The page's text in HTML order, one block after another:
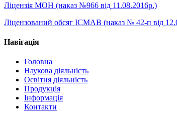
Ліцензія МОН (наказ №966 від 11.08.2016р.)
Ліцензований обсяг ІСМАВ (наказ № 42-п від
Навігація
Головна
Наукова діяльність
Освітня діяльність
Продукція
Iнформацiя
Контакти